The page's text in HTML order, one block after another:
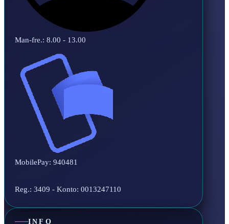
Man-fre.: 8.00 - 13.00
MobilePay: 940481
Reg.: 3409 - Konto: 0013247110
INFO